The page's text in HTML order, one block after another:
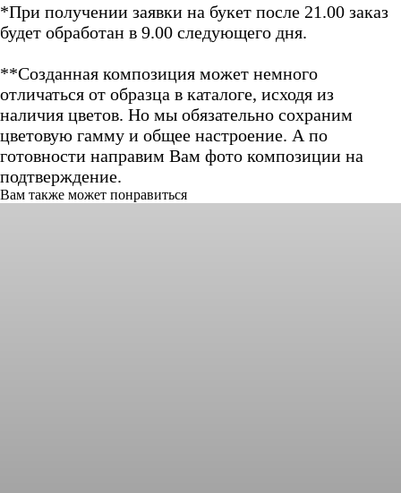
*При получении заявки на букет после 21.00 заказ
будет обработан в 9.00 следующего дня.
**Созданная композиция может немного
отличаться от образца в каталоге, исходя из
наличия цветов. Но мы обязательно сохраним
цветовую гамму и общее настроение. А по
готовности направим Вам фото композиции на
подтверждение.
Вам также может понравиться